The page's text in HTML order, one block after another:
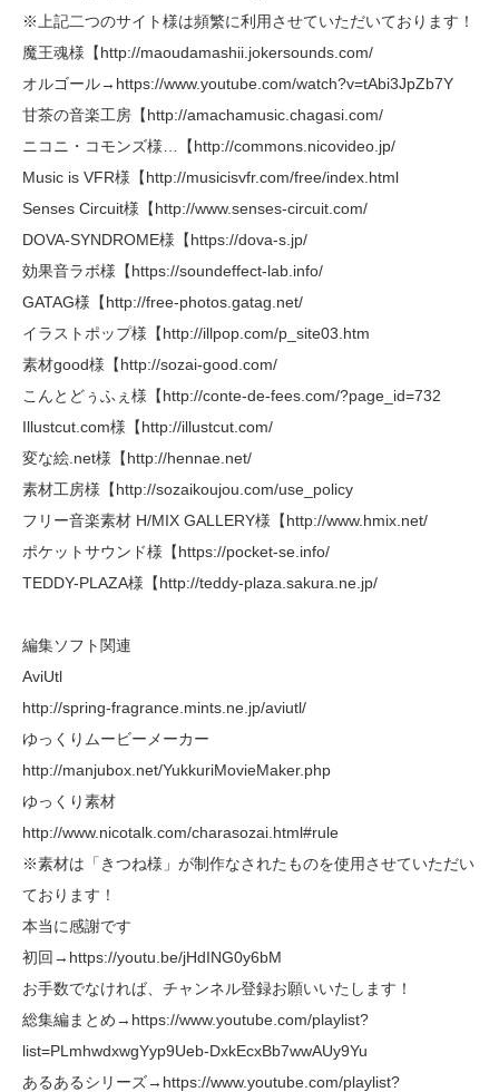
※上記二つのサイト様は頻繁に利用させていただいております！
魔王魂様【http://maoudamashii.jokersounds.com/
オルゴール→https://www.youtube.com/watch?v=tAbi3JpZb7Y
甘茶の音楽工房【http://amachamusic.chagasi.com/
ニコニ・コモンズ様…【http://commons.nicovideo.jp/
Music is VFR様【http://musicisvfr.com/free/index.html
Senses Circuit様【http://www.senses-circuit.com/
DOVA-SYNDROME様【https://dova-s.jp/
効果音ラボ様【https://soundeffect-lab.info/
GATAG様【http://free-photos.gatag.net/
イラストポップ様【http://illpop.com/p_site03.htm
素材good様【http://sozai-good.com/
こんとどぅふぇ様【http://conte-de-fees.com/?page_id=732
Illustcut.com様【http://illustcut.com/
変な絵.net様【http://hennae.net/
素材工房様【http://sozaikoujou.com/use_policy
フリー音楽素材 H/MIX GALLERY様【http://www.hmix.net/
ポケットサウンド様【https://pocket-se.info/
TEDDY-PLAZA様【http://teddy-plaza.sakura.ne.jp/
編集ソフト関連
AviUtl
http://spring-fragrance.mints.ne.jp/aviutl/
ゆっくりムービーメーカー
http://manjubox.net/YukkuriMovieMaker.php
ゆっくり素材
http://www.nicotalk.com/charasozai.html#rule
※素材は「きつね様」が制作なされたものを使用させていただい
ております！
本当に感謝です
初回→https://youtu.be/jHdING0y6bM
お手数でなければ、チャンネル登録お願いいたします！
総集編まとめ→https://www.youtube.com/playlist?
list=PLmhwdxwgYyp9Ueb-DxkEcxBb7wwAUy9Yu
あるあるシリーズ→https://www.youtube.com/playlist?